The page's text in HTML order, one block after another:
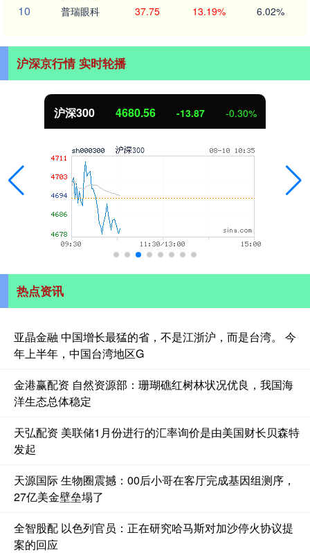
10 普瑞眼科 37.75 13.19% 6.02%
沪深京行情 实时轮播
北证50 1126.99 -7.25
热点资讯
亚晶金融 中国增长最猛的省，不是江浙沪，而是台湾。 今
年上半年，中国台湾地区G
金港赢配资 自然资源部：珊瑚礁红树林状况优良，我国海
洋生态总体稳定
天弘配资 美联储1月份进行的汇率询价是由美国财长贝森特
发起
天源国际 生物圈震撼：00后小哥在客厅完成基因组测序，
27亿美金壁垒塌了
全智股配 以色列官员：正在研究哈马斯对加沙停火协议提
案的回应